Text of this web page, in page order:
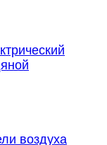
воздуха